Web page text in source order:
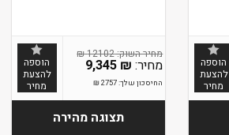
הוספה
להצעת
מחיר
12102
₪
9,345 ₪
החיסכון שלך:2757
₪
הוספה
להצעת
מחיר
תצוגה מהירה